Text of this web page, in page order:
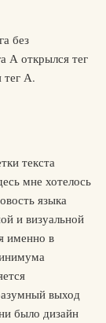
без
А открылся тег
тег А.
текста
мне хотелось
языка
и визуальной
именно в
выход
было дизайн